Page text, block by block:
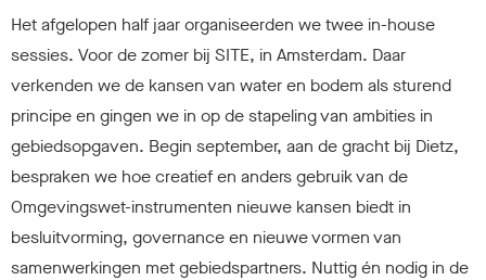
Het afgelopen half jaar organiseerden we twee in-house
sessies. Voor de zomer bij SITE, in Amsterdam. Daar
verkenden we de kansen van water en bodem als sturend
principe en gingen we in op de stapeling van ambities in
gebiedsopgaven. Begin september, aan de gracht bij Dietz,
bespraken we hoe creatief en anders gebruik van de
Omgevingswet-instrumenten nieuwe kansen biedt in
besluitvorming, governance en nieuwe vormen van
samenwerkingen met gebiedspartners. Nuttig én nodig in de